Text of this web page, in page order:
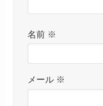
名前 ※
メール ※